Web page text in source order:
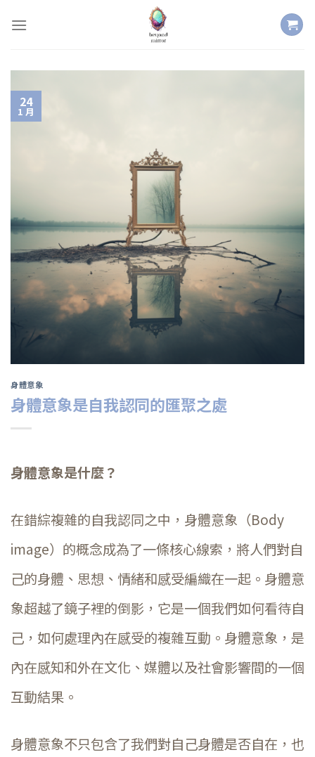
24
1 月
身體意象
身體意象是自我認同的匯聚之處
身體意象是什麼？
在錯綜複雜的自我認同之中，身體意象（Body
image）的概念成為了一條核心線索，將人們對自
己的身體、思想、情緒和感受編織在一起。身體意
象超越了鏡子裡的倒影，它是一個我們如何看待自
己，如何處理內在感受的複雜互動。身體意象，是
內在感知和外在文化、媒體以及社會影響間的一個
互動結果。
身體意象不只包含了我們對自己身體是否自在，也